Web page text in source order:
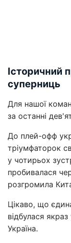
Історичний
суперниць
Для нашої
за останні
До плей-офф
тріумфаторок
у чотирьох
пробивалася
розгромила
Цікаво, що
відбулася
Україна.